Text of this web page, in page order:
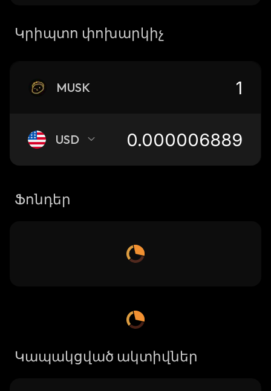
Կրիպտո փոխարկիչ
MUSK
USD
Ֆոնդեր
Կապակցված ակտիվներ